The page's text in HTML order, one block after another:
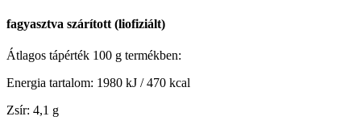
fagyasztva szárított (liofiziált)
Átlagos tápérték 100 g termékben:
Energia tartalom: 1980 kJ / 470 kcal
Zsír: 4,1 g